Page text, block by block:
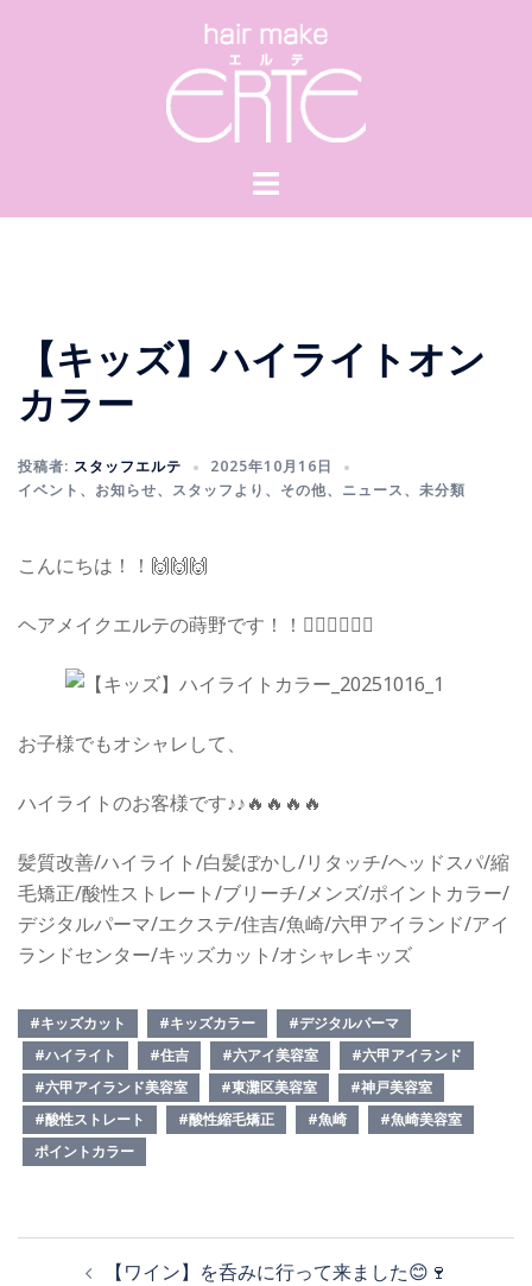
【キッズ】ハイライトオン
カラー
投稿者: スタッフエルテ
2025年10月16日
イベント 、 お知らせ、 スタッフより 、 その他、 ニュース、 未分類
こんにちは！！🙌🙌🙌
ヘアメイクエルテの蒔野です！！👍🏻👍🏻👍🏻
お子様でもオシャレして、
ハイライトのお客様です♪♪🔥🔥🔥🔥
髪質改善/ハイライト/白髪ぼかし/リタッチ/ヘッドスパ/縮
毛矯正/酸性ストレート/ブリーチ/メンズ/ポイントカラー/
デジタルパーマ/エクステ/住吉/魚崎/六甲アイランド/アイ
ランドセンター/キッズカット/オシャレキッズ
#キッズカット #キッズカラー
#デジタルパーマ
#ハイライト
#住吉 #六アイ美容室
#六甲アイランド
#六甲アイランド美容室
#東灘区美容室
#神戸美容室
#酸性ストレート
#酸性縮毛矯正 #魚崎
#魚崎美容室
ポイントカラー
投
【ワイン】を呑みに行って来ました😊🍷